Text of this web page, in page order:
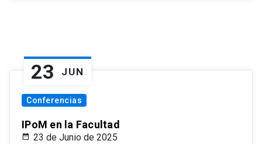
23 JUN
Conferencias
IPoM en la Facultad
23 de Junio de 2025